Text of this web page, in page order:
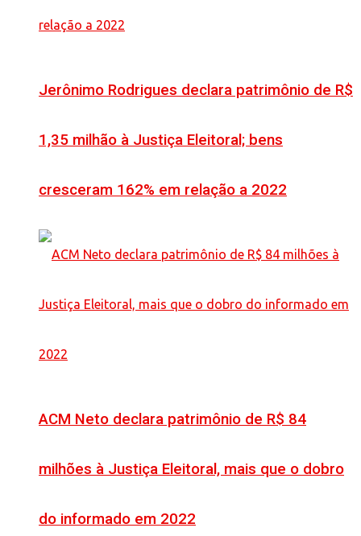
Jerônimo Rodrigues declara patrimônio de R$
1,35 milhão à Justiça Eleitoral; bens
cresceram 162% em relação a 2022
ACM Neto declara patrimônio de R$ 84
milhões à Justiça Eleitoral, mais que o dobro
do informado em 2022